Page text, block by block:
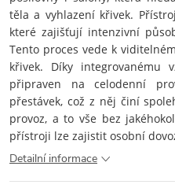
těla a vyhlazení křivek.
které zajišťují intenzivní
Tento proces vede k
křivek. Díky integrovanému
připraven na celodenní
přestávek, což z něj činí
provoz, a to vše bez
přístroji lze zajistit osobní
Detailní informace